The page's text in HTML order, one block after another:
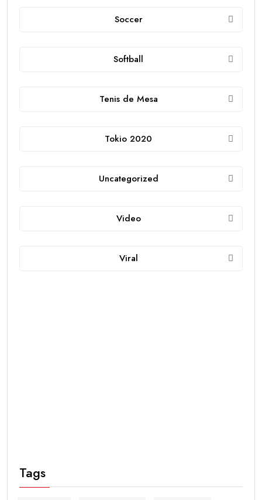
Soccer
Softball
Tenis de Mesa
Tokio 2020
Uncategorized
Video
Viral
Tags